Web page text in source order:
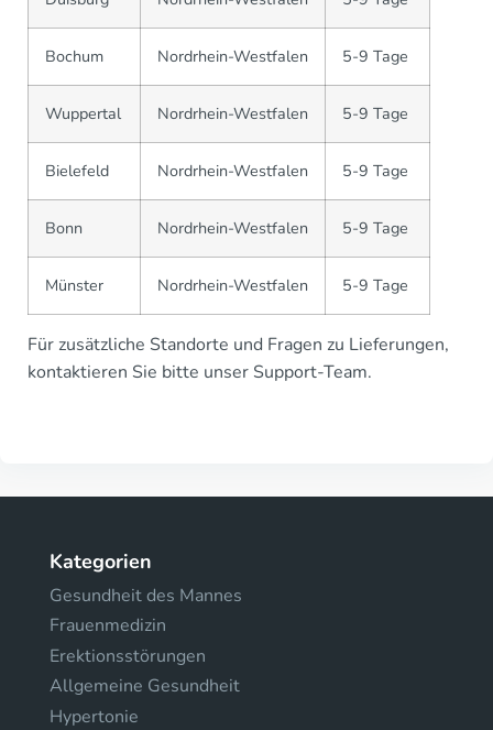
Bochum Nordrhein-Westfalen 5-9 Tage
Wuppertal Nordrhein-Westfalen 5-9 Tage
Bielefeld Nordrhein-Westfalen 5-9 Tage
Bonn Nordrhein-Westfalen 5-9 Tage
Münster Nordrhein-Westfalen 5-9 Tage
Für zusätzliche Standorte und Fragen zu Lieferungen,
kontaktieren Sie bitte unser Support-Team.
Kategorien
Gesundheit des Mannes
Frauenmedizin
Erektionsstörungen
Allgemeine Gesundheit
Hypertonie